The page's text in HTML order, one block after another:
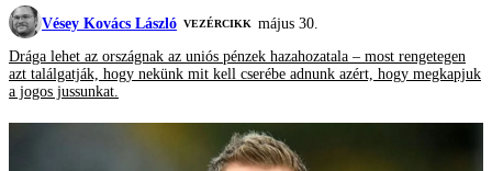
Vésey Kovács László VEZÉRCIKK
május 30.
Drága lehet az országnak az uniós pénzek hazahozatala – most rengetegen
azt találgatják, hogy nekünk mit kell cserébe adnunk azért, hogy megkapjuk
a jogos jussunkat.